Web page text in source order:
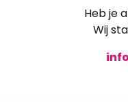
Heb je
Wij